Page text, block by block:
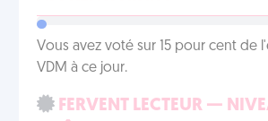
Vous avez voté sur 15 pour cent de
VDM à ce jour.
FERVENT LECTEUR —